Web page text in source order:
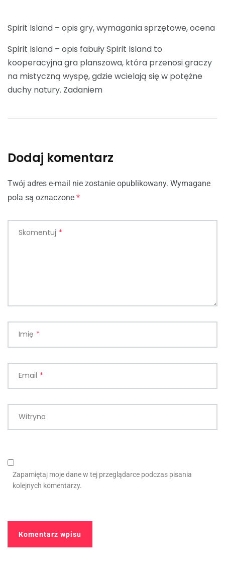
Spirit Island – opis gry, wymagania sprzętowe, ocena
Spirit Island – opis fabuły Spirit Island to
kooperacyjna gra planszowa, która przenosi graczy
na mistyczną wyspę, gdzie wcielają się w potężne
duchy natury. Zadaniem
Dodaj komentarz
Twój adres e-mail nie zostanie opublikowany. Wymagane
pola są oznaczone *
Skomentuj *
Imię *
Email *
Witryna
Zapamiętaj moje dane w tej przeglądarce podczas pisania
kolejnych komentarzy.